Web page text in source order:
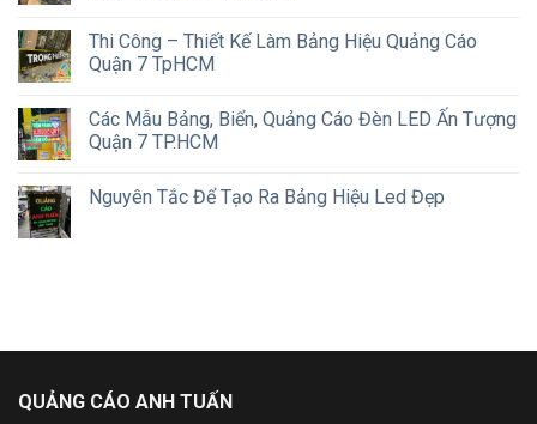
Thi Công – Thiết Kế Làm Bảng Hiệu Quảng Cáo
Quận 7 TpHCM
Các Mẫu Bảng, Biển, Quảng Cáo Đèn LED Ấn Tượng
Quận 7 TP.HCM
Nguyên Tắc Để Tạo Ra Bảng Hiệu Led Đẹp
QUẢNG CÁO ANH TUẤN